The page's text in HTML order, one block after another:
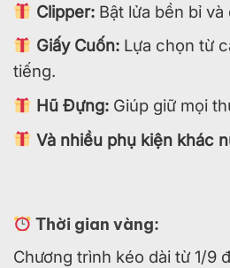
Clipper:Bật lửa bền bỉ và
Giấy Cuốn:Lựa chọn từ
tiếng.
Hũ Đựng:Giúp giữ mọi
Và nhiều phụ kiện khác
Thời gian vàng:
Chương trình kéo dài từ 1/9